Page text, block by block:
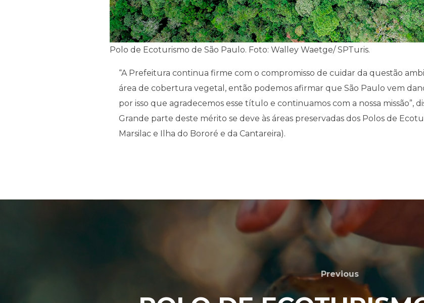
Polo de Ecoturismo de São Paulo. Foto: Walley Waetge/ SPTuris.
“A Prefeitura continua firme com o compromisso de cuidar da questão
área de cobertura vegetal, então podemos afirmar que São Paulo vem
por isso que agradecemos esse título e continuamos com a nossa missão”,
Grande parte deste mérito se deve às áreas preservadas dos Polos de
Marsilac e Ilha do Bororé e da Cantareira).
Previous